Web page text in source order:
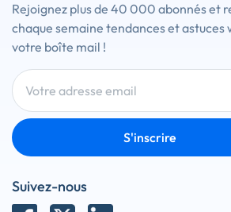
Rejoignez plus de 40 000 abonnés et
chaque semaine tendances et astuces
votre boîte mail !
S'inscrire
Suivez-nous